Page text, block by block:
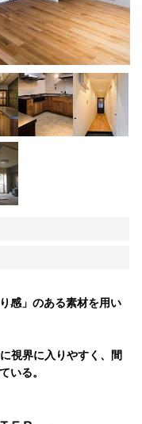
感」のある素材を用い
視界に入りやすく、間
いる。